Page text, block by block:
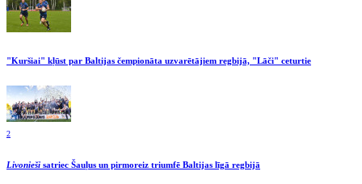
"Kuršiai" kļūst par Baltijas čempionāta uzvarētājiem regbijā, "Lāči" ceturtie
2
Livonieši satriec Šauļus un pirmoreiz triumfē Baltijas līgā regbijā